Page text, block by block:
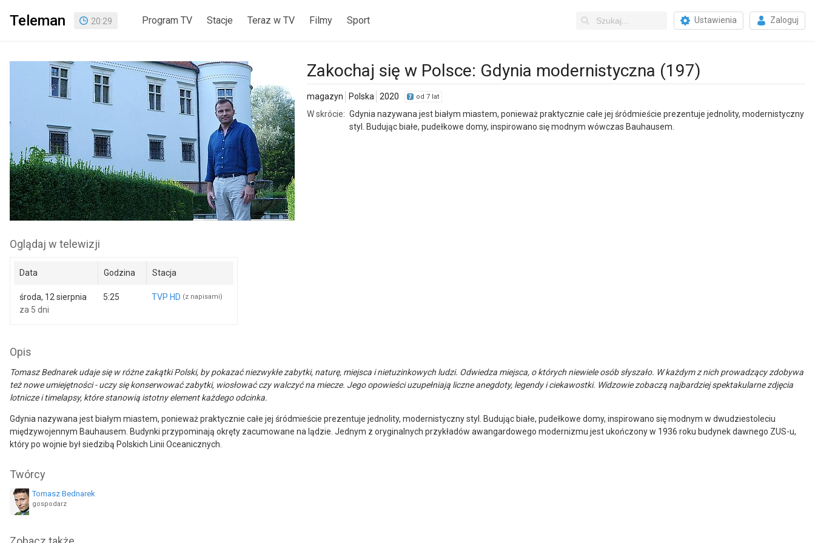
Teleman 20:29 Program TV Stacje Teraz w TV Filmy Sport Ustawienia Zaloguj
Zakochaj się w Polsce: Gdynia modernistyczna (197)
magazyn Polska 2020 od 7 lat
W skrócie: Gdynia nazywana jest białym miastem, ponieważ praktycznie całe jej śródmieście prezentuje jednolity, modernistyczny
styl. Budując białe, pudełkowe domy, inspirowano się modnym wówczas Bauhausem.
Oglądaj w telewizji
Data Godzina Stacja
środa, 12 sierpnia
za 5 dni
5:25 TVP HD (z napisami)
Opis
Tomasz Bednarek udaje się w różne zakątki Polski, by pokazać niezwykłe zabytki, naturę, miejsca i nietuzinkowych ludzi. Odwiedza miejsca, o których niewiele osób słyszało. W każdym z nich prowadzący zdobywa
też nowe umiejętności - uczy się konserwować zabytki, wiosłować czy walczyć na miecze. Jego opowieści uzupełniają liczne anegdoty, legendy i ciekawostki. Widzowie zobaczą najbardziej spektakularne zdjęcia
lotnicze i timelapsy, które stanowią istotny element każdego odcinka.
Gdynia nazywana jest białym miastem, ponieważ praktycznie całe jej śródmieście prezentuje jednolity, modernistyczny styl. Budując białe, pudełkowe domy, inspirowano się modnym w dwudziestoleciu
międzywojennym Bauhausem. Budynki przypominają okręty zacumowane na lądzie. Jednym z oryginalnych przykładów awangardowego modernizmu jest ukończony w 1936 roku budynek dawnego ZUS-u,
który po wojnie był siedzibą Polskich Linii Oceanicznych.
Twórcy
Tomasz Bednarek
gospodarz